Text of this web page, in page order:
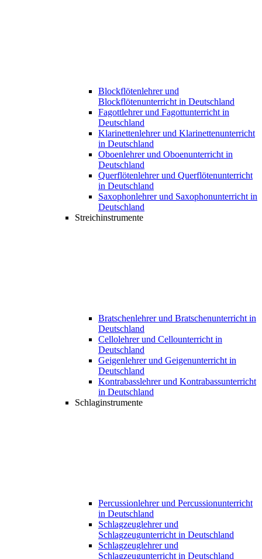
Blockflötenlehrer und
Blockflötenunterricht in Deutschland
Fagottlehrer und Fagottunterricht in
Deutschland
Klarinettenlehrer und Klarinettenunterricht
in Deutschland
Oboenlehrer und Oboenunterricht in
Deutschland
Querflötenlehrer und Querflötenunterricht
in Deutschland
Saxophonlehrer und Saxophonunterricht in
Deutschland
Streichinstrumente
Bratschenlehrer und Bratschenunterricht in
Deutschland
Cellolehrer und Cellounterricht in
Deutschland
Geigenlehrer und Geigenunterricht in
Deutschland
Kontrabasslehrer und Kontrabassunterricht
in Deutschland
Schlaginstrumente
Percussionlehrer und Percussionunterricht
in Deutschland
Schlagzeuglehrer und
Schlagzeugunterricht in Deutschland
Schlagzeuglehrer und
Schlagzeugunterricht in Deutschland